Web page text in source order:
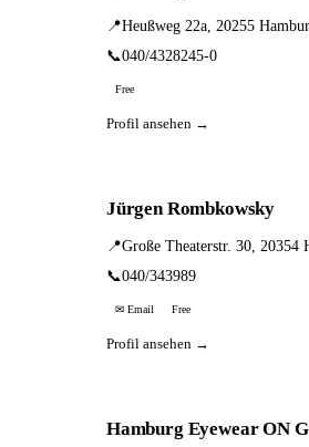
📍Heußweg 22a, 20255
📞040/4328245-0
Free
Profil ansehen →
Jürgen Rombkowsky
📍Große Theaterstr. 30, 20354
📞040/343989
✉ Email Free
Profil ansehen →
Hamburg Eyewear ON